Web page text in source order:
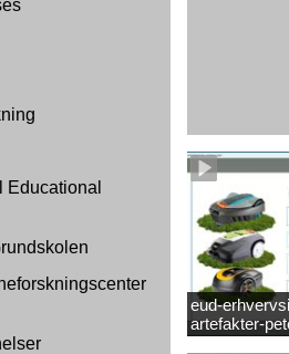
Educational
eud-
artefakter-